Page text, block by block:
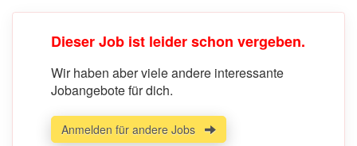
Dieser Job ist leider schon vergeben.
Wir haben aber viele andere interessante
Jobangebote für dich.
Anmelden für andere Jobs